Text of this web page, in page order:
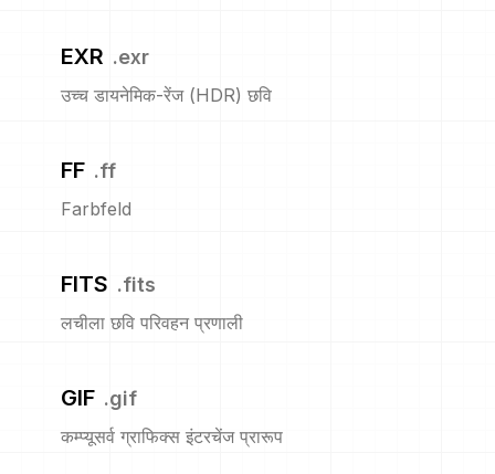
EXR .exr
उच्च डायनेमिक-रेंज (HDR) छवि
FF .ff
Farbfeld
FITS .fits
लचीला छवि परिवहन प्रणाली
GIF .gif
कम्प्यूसर्व ग्राफिक्स इंटरचेंज प्रारूप